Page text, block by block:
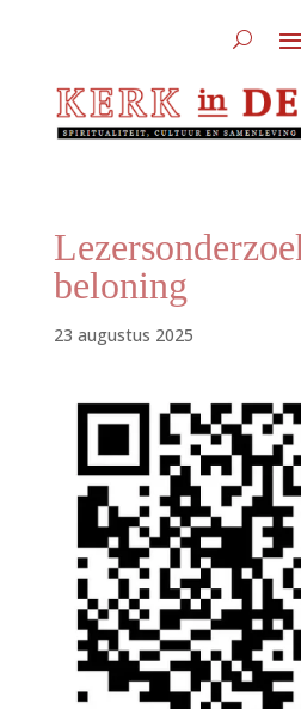
beloning
23 augustus 2025